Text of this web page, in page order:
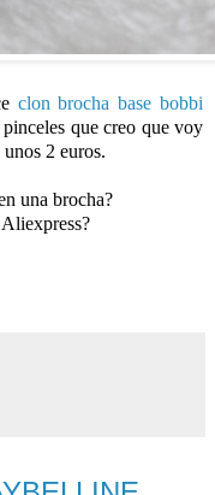
clon brocha base bobbi
que creo que voy
2 euros.
una brocha?